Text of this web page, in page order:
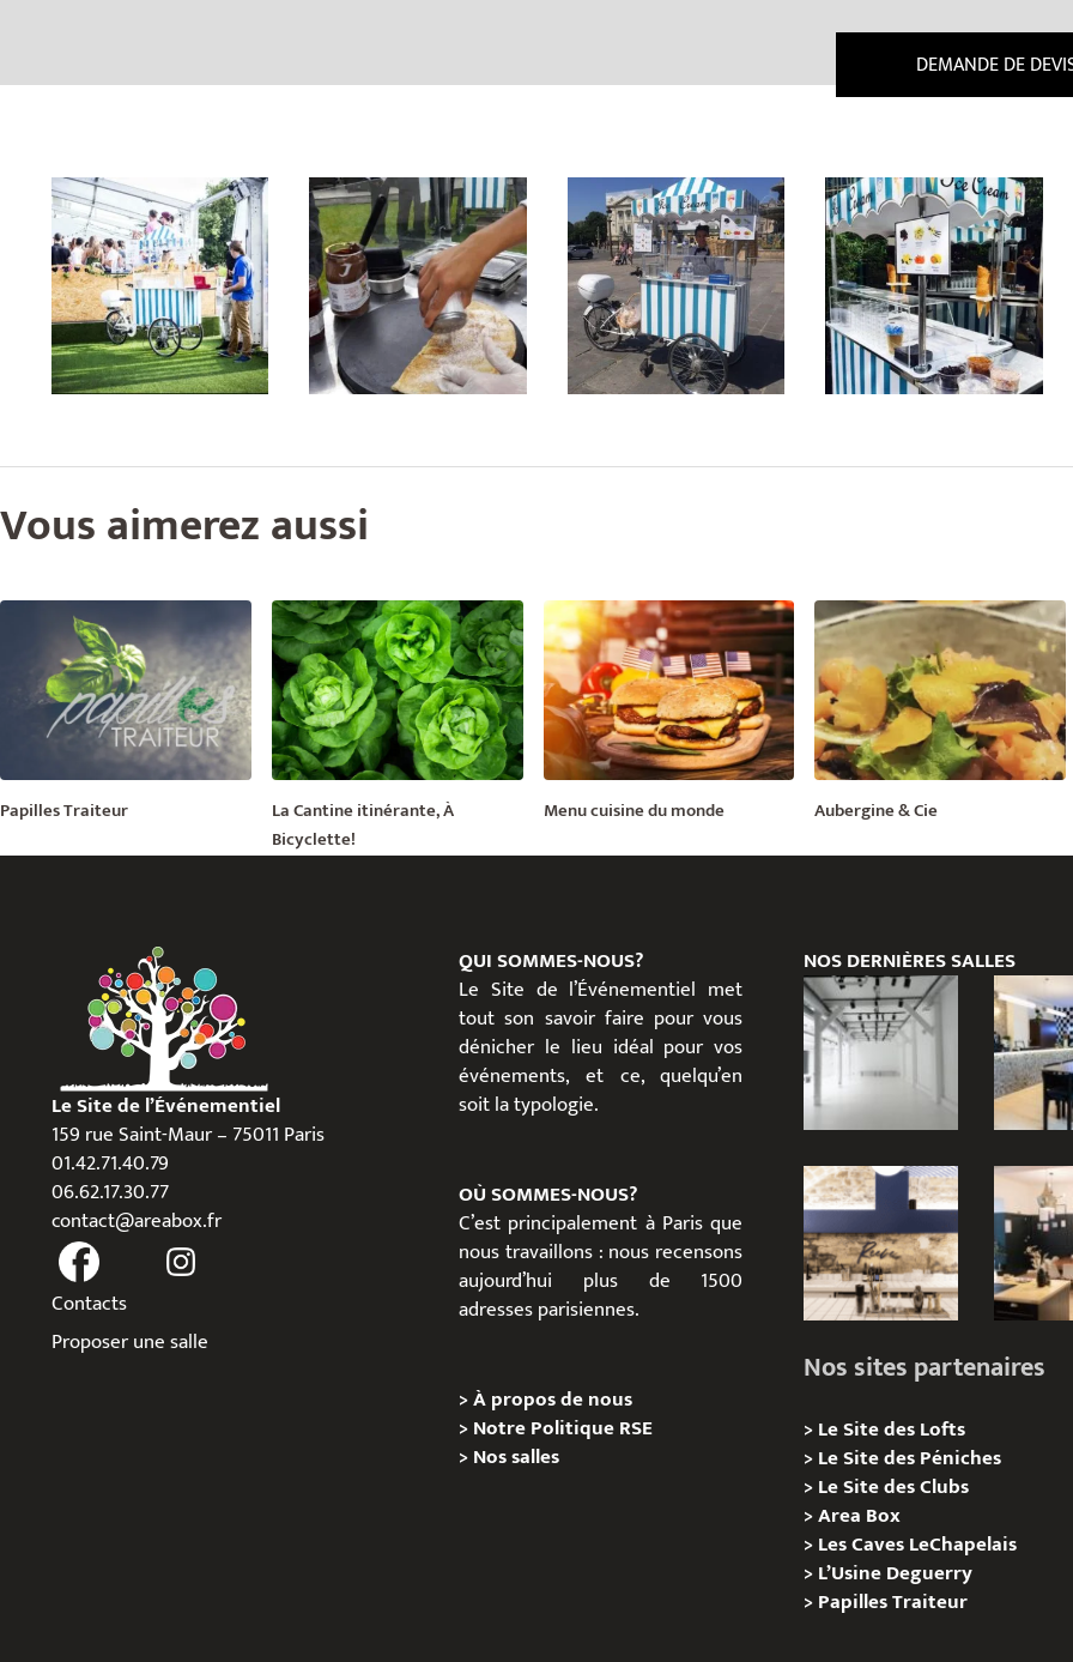
DEMANDE DE
Vous aimerez aussi
Papilles Traiteur
La Cantine itinérante, À
Bicyclette!
Menu cuisine du monde Aubergine & Cie
Le Site de l’Événementiel
159 rue Saint-Maur – 75011 Paris
01.42.71.40.79
06.62.17.30.77
contact@areabox.fr
Contacts
Proposer une salle
QUI SOMMES-NOUS?
Le Site de l’Événementiel met
tout son savoir faire pour vous
dénicher le lieu idéal pour vos
événements, et ce, quelqu’en
soit la typologie.
OÙ SOMMES-NOUS?
C’est principalement à Paris que
nous travaillons : nous recensons
aujourd’hui plus de 1500
adresses parisiennes.
>À propos de nous
>Notre Politique RSE
>Nos salles
NOS DERNIÈRES SALLES
Nos sites partenaires
>Le Site des Lofts
>Le Site des Péniches
>Le Site des Clubs
>Area Box
>Les Caves LeChapelais
>L’Usine Deguerry
>PapillesTraiteur